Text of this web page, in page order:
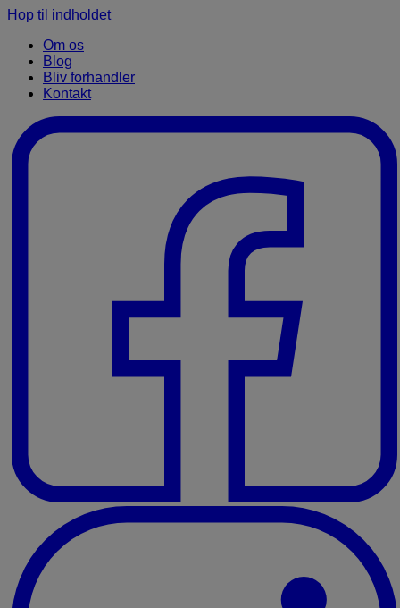
Hop til indholdet
Om os
Blog
Bliv forhandler
Kontakt